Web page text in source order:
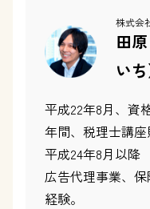
株式会
田
いち
平成22年8月、資
年間、税理士講座
平成24年8月以
広告代理事業、
経験。